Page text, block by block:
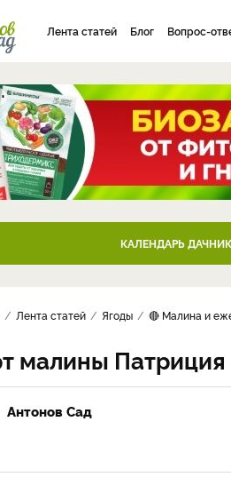
Лента статей Блог Вопрос-
КАЛЕНДАРЬ
Лента статей Ягоды 🔴 Малина и
малины Патриция
Антонов Сад